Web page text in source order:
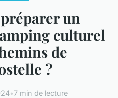
un
culturel
de
?
•7 min de lecture